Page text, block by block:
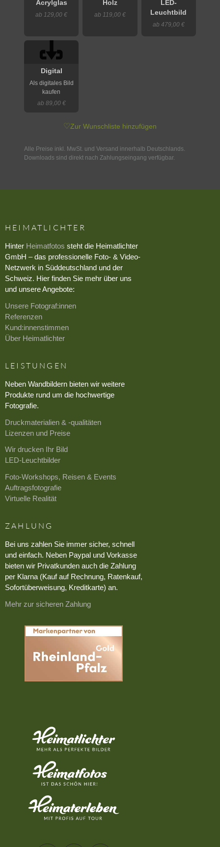
Acrylglas
ab 129,00 €
Holz
ab 119,00 €
LED-
Leuchtbild
ab 479,00 €
Digital
Als digitales Bild
kaufen
ab 89,00 €
♡Zur Wunschliste hinzufügen
Alle Preise inkl. MwSt. und Versand innerhalb Deutschlands.
Downloads sind direkt nach Zahlungseingang verfügbar.
HEIMATLICHTER
Hinter Heimatfotos steht die Heimatlichter
GmbH – das professionelle Foto- & Video-
Netzwerk in Süddeutschland und der
Schweiz. Hier finden Sie mehr über uns
und unsere Angebote:
Unsere Fotograf:innen
Referenzen
Kund:innenstimmen
Über Heimatlichter
LEISTUNGEN
Neben Wandbildern bieten wir weitere
Produkte rund um die hochwertige
Fotografie.
Druckmaterialien & -qualitäten
Lizenzen und Preise
Wir drucken Ihr Bild
LED-Leuchtbilder
Foto-Workshops, Reisen & Events
Auftragsfotografie
Virtuelle Realität
ZAHLUNG
Bei uns zahlen Sie immer sicher, schnell
und einfach. Neben Paypal und Vorkasse
bieten wir Privatkunden auch die Zahlung
per Klarna (Kauf auf Rechnung, Ratenkauf,
Sofortüberweisung, Kreditkarte) an.
Mehr zur sicheren Zahlung